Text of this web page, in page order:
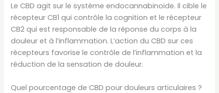
Le CBD agit sur le système endocannabinoïde. Il cible le
récepteur CB1 qui contrôle la cognition et le récepteur
CB2 qui est responsable de la réponse du corps à la
douleur et à l’inflammation. L’action du CBD sur ces
récepteurs favorise le contrôle de l’inflammation et la
réduction de la sensation de douleur.
Quel pourcentage de CBD pour douleurs articulaires ?